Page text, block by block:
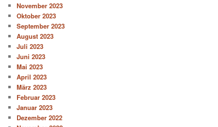
November 2023
Oktober 2023
September 2023
August 2023
Juli 2023
Juni 2023
Mai 2023
April 2023
März 2023
Februar 2023
Januar 2023
Dezember 2022